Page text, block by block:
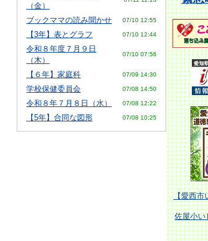
（金）
ブックママの読み聞かせ 07/10 12:55
【3年】表とグラフ 07/10 12:44
令和８年度７月９日
（木）
07/10 07:56
【６年】家庭科 07/09 14:30
学校保健委員会 07/08 14:50
令和８年７月８日（水） 07/08 12:22
【5年】合同な図形 07/08 10:25
【愛西
佐屋小い